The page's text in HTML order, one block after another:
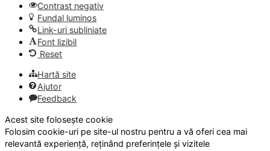
Contrast negativ
Fundal luminos
Link-uri subliniate
Font lizibil
Reset
Hartă site
Ajutor
Feedback
Acest site folosește cookie
Folosim cookie-uri pe site-ul nostru pentru a vă oferi cea mai
relevantă experiență, reținând preferințele și vizitele